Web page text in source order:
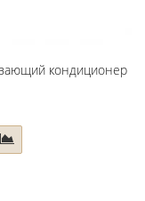
кондиционер